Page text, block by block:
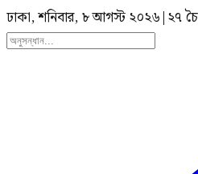
ঢাকা, শনিবার, ৮ আগস্ট ২০২৬|২৭